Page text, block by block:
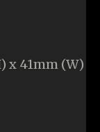
x 41mm (W)